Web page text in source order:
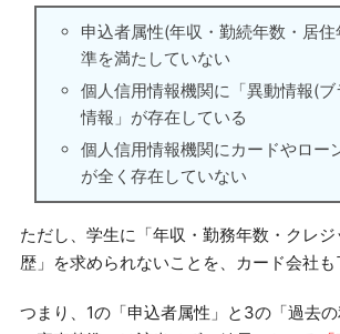
申込者属性(年収・勤続年数・居
準を満たしていない
個人信用情報機関に「異動情報(
情報」が存在している
個人信用情報機関にカードやロー
が全く存在していない
ただし、学生に「年収・勤務年数・クレ
歴」を求められないことを、カード会社も
つまり、1の「申込者属性」と3の「過去